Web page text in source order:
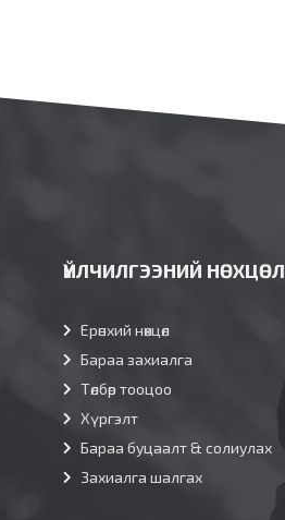
ҮЙЛЧИЛГЭЭНИЙ НӨХЦӨЛ
Ерөнхий нөхцөл
Бараа захиалга
Төлбөр тооцоо
Хүргэлт
Бараа буцаалт & солиулах
Захиалга шалгах